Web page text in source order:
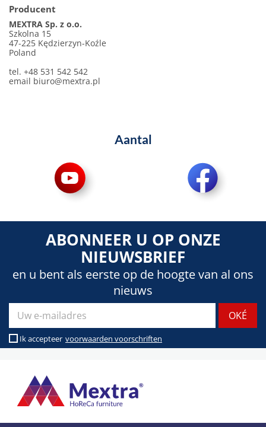
Producent
MEXTRA Sp. z o.o.
Szkolna 15
47-225 Kędzierzyn-Koźle
Poland
tel. +48 531 542 542
email biuro@mextra.pl
Aantal
ABONNEER U OP ONZE
NIEUWSBRIEF
en u bent als eerste op de hoogte van al ons
nieuws
Ik accepteer voorwaarden voorschriften